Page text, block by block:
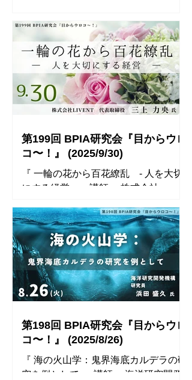
返ると「仕事をしながら学ばせてもら
今後、どんな貢献ができるのかを考え
ようと思いました。 また、Yes, I can
do it!と言えると言うことは、その人自
身のやりきる力の強さ、失敗を恐れな
い心の他に、仮にうまくいかなくても
別の着地方法を見出すのかな？と思い
ました。 ⚫︎ MIWAさんの話にもありま
したが、野田さんが国連に出向されて
新しい部署で上司に、「何をすれば良
いか？」と尋ねたところに「
ッショナルインキュベーション協議
会 会長 倉重 英樹 氏 ◾️ 開催概要 ◾️ タ
イトル 『 託する経営の実践 』 日時
2025年11月28日（金） 17:45〜 受付
18:00〜20:00 研究会 講師 倉重 英樹
(くらしげ ひでき) 氏 株式会社シグマク
シス・ホールディングス ファウンダー
名誉会長 BPIA 会長 申込方法 BPIA会
員以外の方も参加できます。 事前のお
申込みが必要です。 お申込みフォーム
よりお申込みください。 お申込み〆
切： オンライン参加分：11月26日(水)
受付終了いたしました。 (お申込み者
多数の場合は早めに締め切る場合がご
ざいます) 開催方法 会場 & Zooom開催
◾️ Zoom ※ お申込みいただいた方に
は、開催前日にZoom URLをメールに
てお送りします。 【Zoom開催にあた
っての注意事項】 ※ 表示名は「氏
名」にしてください。...
第199回 BPIA研究会『目からウロ
コ〜！』 (2025/9/30)
『 一輪の花から百花繚乱 - 人を大切
にする経営 - 』 講師： 株式会社
◾️ 開催レポート ◾️ 参加者のコメント ⚫︎
伝えると伝わるは大きな違いがあり、
そこにこそリーダーとしての資質が問
われる。 ⚫︎...
第198回 BPIA研究会『目からウロ
コ〜！』 (2025/8/26)
『 海の火山学：鬼界海底カルデラの研
究を例として 』 講師： 海洋研究開発